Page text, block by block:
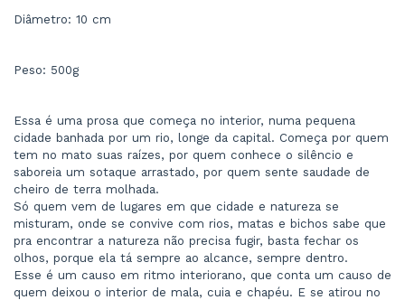
Diâmetro: 10 cm
Peso: 500g
Essa é uma prosa que começa no interior, numa pequena
cidade banhada por um rio, longe da capital. Começa por quem
tem no mato suas raízes, por quem conhece o silêncio e
saboreia um sotaque arrastado, por quem sente saudade de
cheiro de terra molhada.
Só quem vem de lugares em que cidade e natureza se
misturam, onde se convive com rios, matas e bichos sabe que
pra encontrar a natureza não precisa fugir, basta fechar os
olhos, porque ela tá sempre ao alcance, sempre dentro.
Esse é um causo em ritmo interiorano, que conta um causo de
quem deixou o interior de mala, cuia e chapéu. E se atirou no